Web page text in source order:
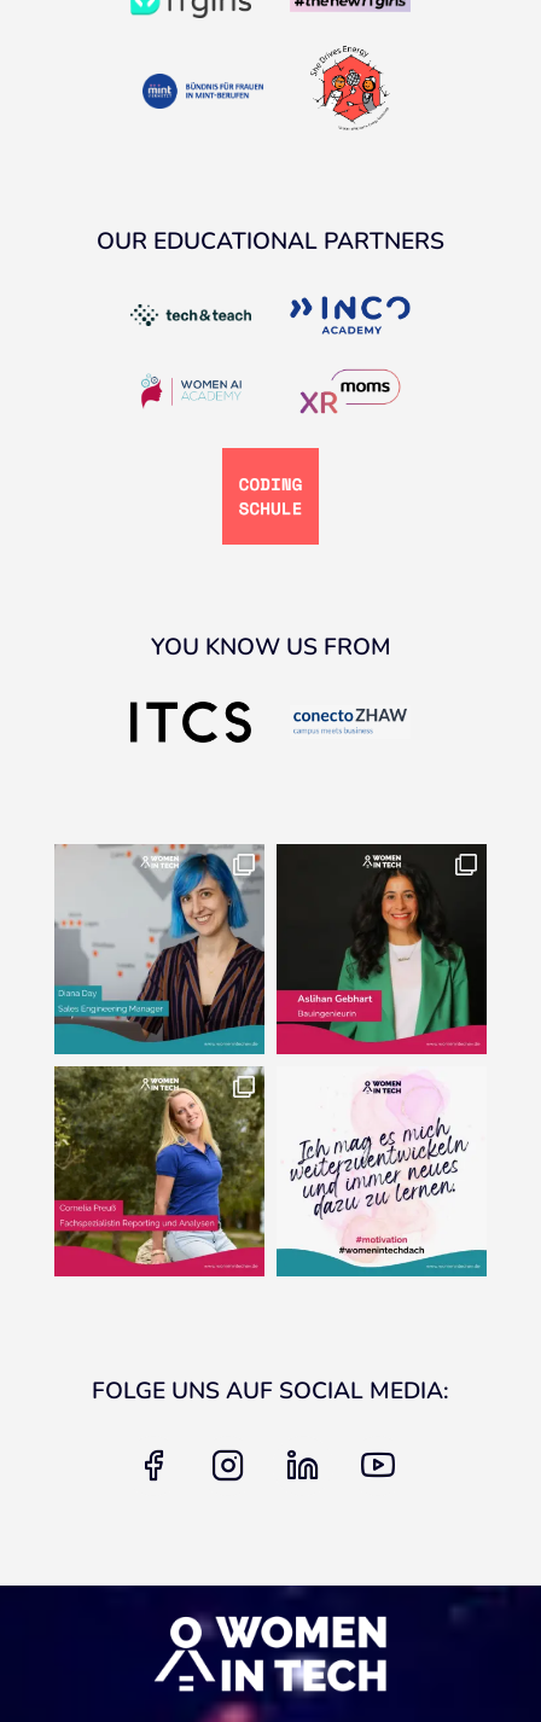
OUR EDUCATIONAL PARTNERS
YOU KNOW US FROM
FOLGE UNS AUF SOCIAL MEDIA:
facebook instagram